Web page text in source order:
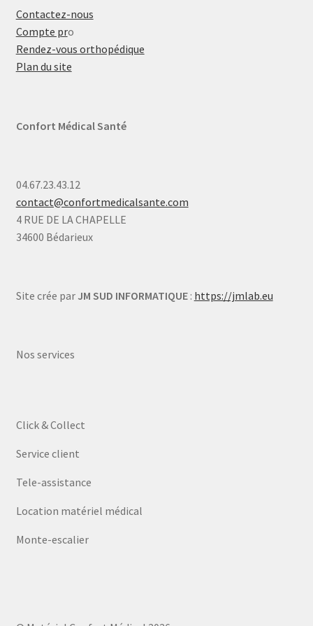
Contactez-nous
Compte pro
Rendez-vous orthopédique
Plan du site
Confort Médical Santé
04.67.23.43.12
contact@confortmedicalsante.com
4 RUE DE LA CHAPELLE
34600 Bédarieux
Site crée par JM SUD INFORMATIQUE: https://jmlab.eu
Nos services
Click & Collect
Service client
Tele-assistance
Location matériel médical
Monte-escalier